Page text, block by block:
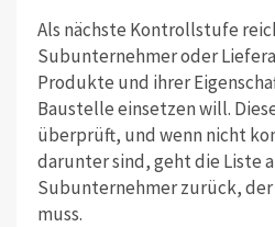
Als nächste Kontrollstufe
Subunternehmer oder
Produkte und ihrer
Baustelle einsetzen will.
überprüft, und wenn nicht
darunter sind, geht die Liste
Subunternehmer zurück,
muss.